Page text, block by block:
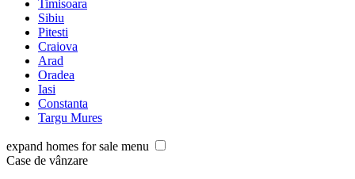
Timisoara
Sibiu
Pitesti
Craiova
Arad
Oradea
Iasi
Constanta
Targu Mures
expand homes for sale menu
Case de vânzare